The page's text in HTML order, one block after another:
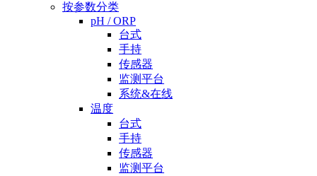
按参数分类
pH / ORP
台式
手持
传感器
监测平台
系统&在线
温度
台式
手持
传感器
监测平台